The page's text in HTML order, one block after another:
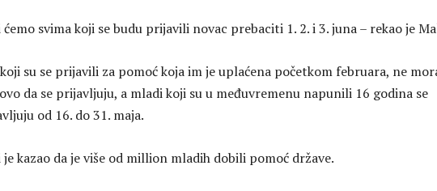
ćemo svima koji se budu prijavili novac prebaciti 1. 2. i 3. juna – rekao je
su se prijavili za pomoć koja im je uplaćena početkom februara, ne
da se prijavljuju, a mladi koji su u međuvremenu napunili 16 godina se
od 16. do 31. maja.
kazao da je više od million mladih dobili pomoć države.